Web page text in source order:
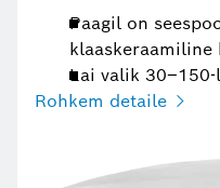
Paagil on
Lai valik
Rohkem detaile